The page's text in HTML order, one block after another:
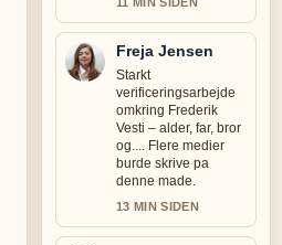
Freja Jensen
Starkt
verificeringsarbejde
omkring Frederik
Vesti – alder, far, bror
og.... Flere medier
burde skrive pa
denne made.
13 MIN SIDEN